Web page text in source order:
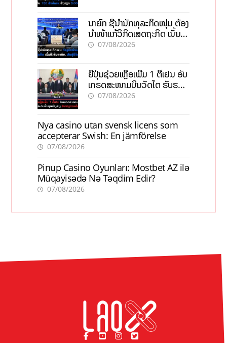
ນາຍົກ ຊີ້ນຳນັກທຸລະກິດໜຸ່ມ ຕ້ອງ
ນຳໜ້າແກ້ວິກິດເສດຖະກິດ ເນັ້ນດຶງ
ທຶນສາກົນ, ຫັນສູ່ດິຈິຕອນ
07/08/2026
ຍີ່ປຸ່ນຊ່ວຍເຫຼືອເພີ່ມ 1 ຕື້ເຢນ ອັບ
ເກຣດສະໜາມບິນວັດໄຕ ຮັບຮອງ
ການເຕີບໂຕ
07/08/2026
Nya casino utan svensk licens som
accepterar Swish: En jämförelse
07/08/2026
Pinup Casino Oyunları: Mostbet AZ ilə
Müqayisədə Nə Təqdim Edir?
07/08/2026